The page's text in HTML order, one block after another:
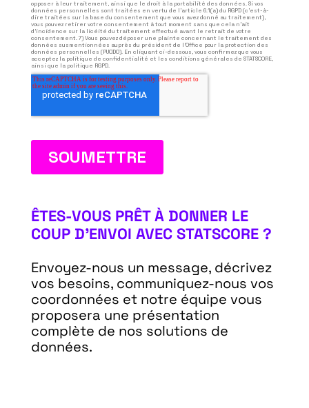
ÊTES-VOUS PRÊT À DONNER LE
COUP D’ENVOI AVEC STATSCORE ?
Envoyez-nous un message, décrivez
vos besoins, communiquez-nous vos
coordonnées et notre équipe vous
proposera une présentation
complète de nos solutions de
données.